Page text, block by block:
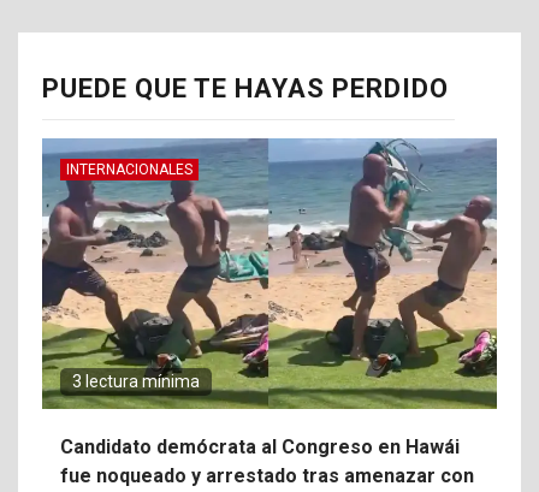
PUEDE QUE TE HAYAS PERDIDO
INTERNACIONALES
3 lectura mínima
Candidato demócrata al Congreso en Hawái
fue noqueado y arrestado tras amenazar con